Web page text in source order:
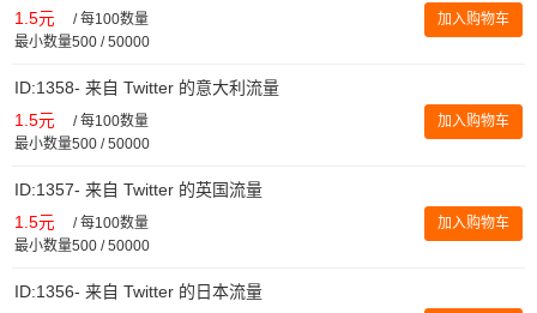
1.5元 /每100数量
最小数量500 / 50000
加入购物车
ID:1358- 来自 Twitter 的意大利流量
1.5元 /每100数量
最小数量500 / 50000
加入购物车
ID:1357- 来自 Twitter 的英国流量
1.5元 /每100数量
最小数量500 / 50000
加入购物车
ID:1356- 来自 Twitter 的日本流量